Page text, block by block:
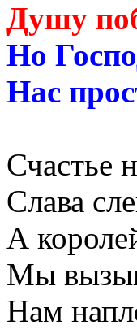
Душу
Но
Нас
Счастье
Слава
А
Мы
Нам